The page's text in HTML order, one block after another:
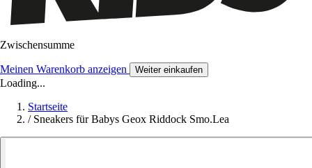
Zwischensumme
Meinen Warenkorb anzeigen Weiter einkaufen
Loading...
Startseite
/ Sneakers für Babys Geox Riddock Smo.Lea